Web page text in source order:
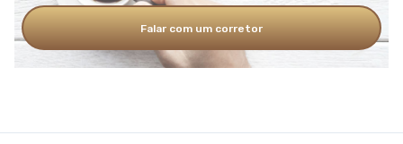
Espaço gourmet
Banheiro social
Banheiro auxiliar
Falar com um corretor